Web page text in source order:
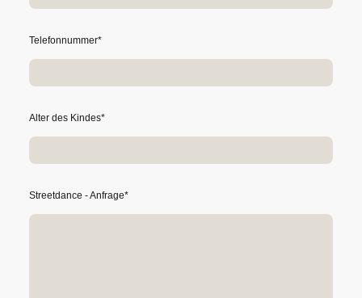
Telefonnummer*
Alter des Kindes*
Streetdance - Anfrage*